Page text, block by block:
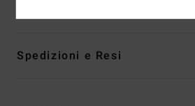
Spedizioni e Resi